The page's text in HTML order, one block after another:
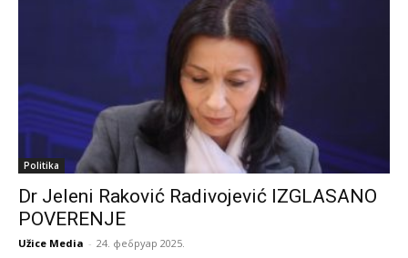
Politika
Dr Jeleni Raković Radivojević IZGLASANO
POVERENJE
Užice Media - 24. фебруар 2025.